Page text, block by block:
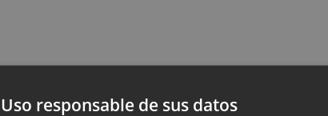
Uso responsable de sus datos